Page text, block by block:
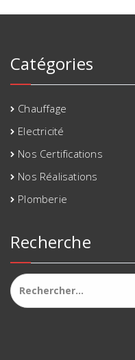
Catégories
Chauffage
Electricité
Nos Certifications
Nos Réalisations
Plomberie
Recherche
Rechercher :